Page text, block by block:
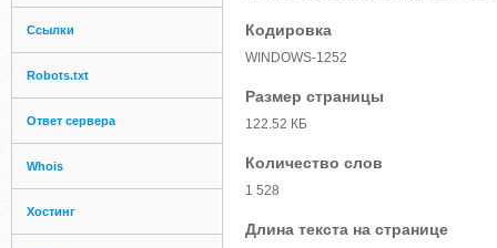
Ссылки
Robots.txt
Ответ сервера
Whois
Хостинг
Кодировка
WINDOWS-1252
Размер страницы
122.52 КБ
Количество слов
1 528
Длина текста на странице